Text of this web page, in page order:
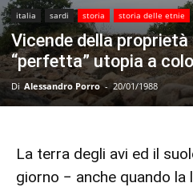
italia sardi storia storia delle etnie
Vicende della proprietà
“perfetta” utopia a
Di Alessandro Porro - 20/01/1988
La terra degli avi ed il
giorno − anche quando la